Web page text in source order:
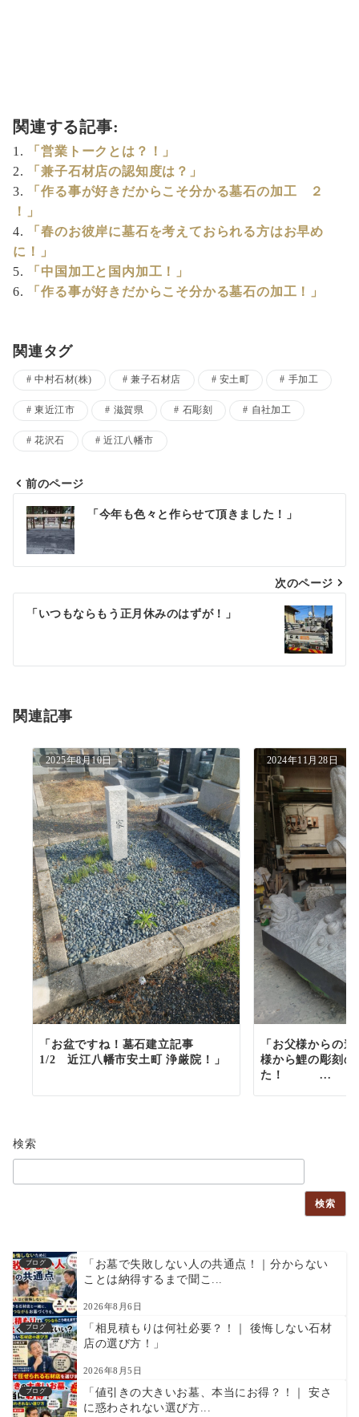
関連する記事:
「営業トークとは？！」
「兼子石材店の認知度は？」
「作る事が好きだからこそ分かる墓石の加工 ２
！」
「春のお彼岸に墓石を考えておられる方はお早め
に！」
「中国加工と国内加工！」
「作る事が好きだからこそ分かる墓石の加工！」
関連タグ
中村石材(株) 兼子石材店 安土町 手加工
東近江市 滋賀県 石彫刻 自社加工
花沢石 近江八幡市
投
稿
ナ
ビ
シ
ン
前のページ
「今年も色々と作らせて頂きました！」
次のページ
「いつもならもう正月休みのはずが！」
関連記事
2025年8月10日
「お盆ですね！墓石建立記事
1/2 近江八幡市安土町 浄厳院！」
2024年11月28日
「お父様からの
様から鯉の彫刻
た！ ...
検索
検索
ブログ
「お墓で失敗しない人の共通点！｜分からない
ことは納得するまで聞こ...
2026年8月6日
ブログ
「相見積もりは何社必要？！｜ 後悔しない石材
店の選び方！」
2026年8月5日
ブログ
「値引きの大きいお墓、本当にお得？！｜ 安さ
に惑わされない選び方...